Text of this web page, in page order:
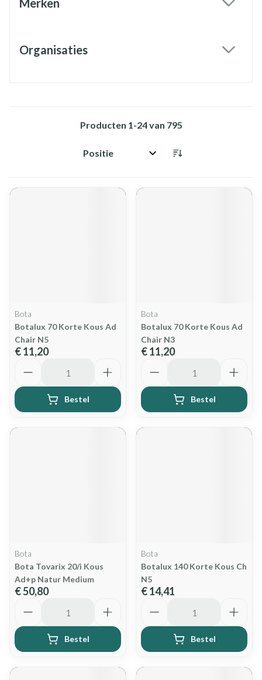
Merken
Organisaties
Producten 1-24van 795
Sorteer op:
Bota
Botalux 70 Korte Kous Ad
Chair N5
€ 11,20
Bestel
Bota
Botalux 70 Korte Kous Ad
Chair N3
€ 11,20
Bestel
Bota
Bota Tovarix 20/i Kous
Ad+p Natur Medium
€ 50,80
Bestel
Bota
Botalux 140 Korte Kous Ch
N5
€ 14,41
Bestel